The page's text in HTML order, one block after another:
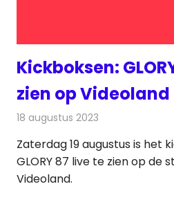
Kickboksen:
zien op Videoland
18 augustus 2023
Zaterdag 19 augustus is het
GLORY 87 live te zien op de
Videoland.